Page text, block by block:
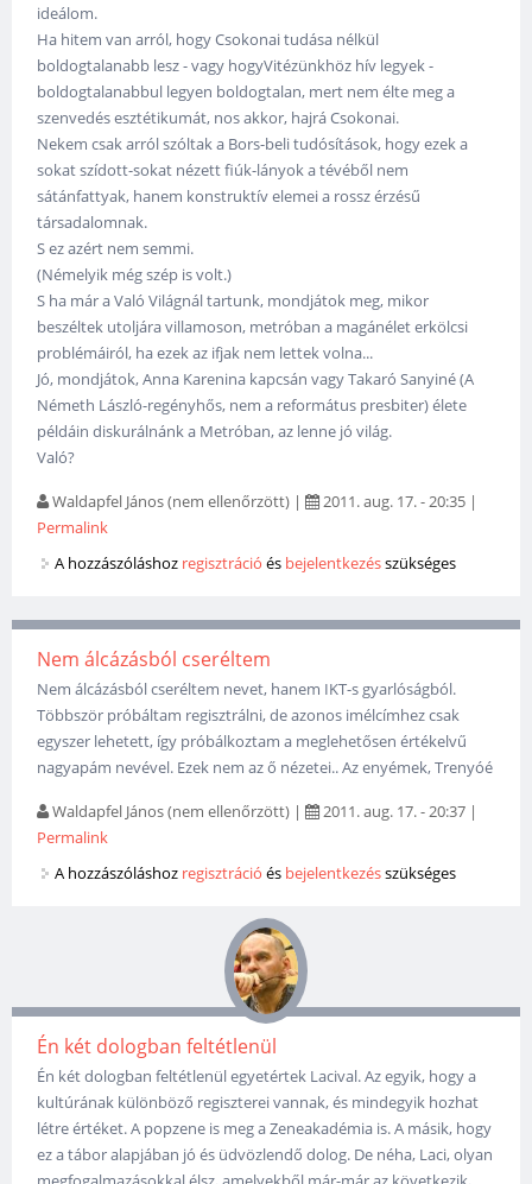
ideálom.
Ha hitem van arról, hogy Csokonai tudása nélkül
boldogtalanabb lesz - vagy hogyVitézünkhöz hív legyek -
boldogtalanabbul legyen boldogtalan, mert nem élte meg a
szenvedés esztétikumát, nos akkor, hajrá Csokonai.
Nekem csak arról szóltak a Bors-beli tudósítások, hogy ezek a
sokat szídott-sokat nézett fiúk-lányok a tévéből nem
sátánfattyak, hanem konstruktív elemei a rossz érzésű
társadalomnak.
S ez azért nem semmi.
(Némelyik még szép is volt.)
S ha már a Való Világnál tartunk, mondjátok meg, mikor
beszéltek utoljára villamoson, metróban a magánélet erkölcsi
problémáiról, ha ezek az ifjak nem lettek volna...
Jó, mondjátok, Anna Karenina kapcsán vagy Takaró Sanyiné (A
Németh László-regényhős, nem a református presbiter) élete
példáin diskurálnánk a Metróban, az lenne jó világ.
Való?
Waldapfel János (nem ellenőrzött) | 2011. aug. 17. - 20:35 |
Permalink
A hozzászóláshoz regisztráció és bejelentkezésszükséges
Nem álcázásból cseréltem
Nem álcázásból cseréltem nevet, hanem IKT-s gyarlóságból.
Többször próbáltam regisztrálni, de azonos imélcímhez csak
egyszer lehetett, így próbálkoztam a meglehetősen értékelvű
nagyapám nevével. Ezek nem az ő nézetei.. Az enyémek, Trenyóé
Waldapfel János (nem ellenőrzött) | 2011. aug. 17. - 20:37 |
Permalink
A hozzászóláshoz regisztráció és bejelentkezésszükséges
Én két dologban feltétlenül
Én két dologban feltétlenül egyetértek Lacival. Az egyik, hogy a
kultúrának különböző regiszterei vannak, és mindegyik hozhat
létre értéket. A popzene is meg a Zeneakadémia is. A másik, hogy
ez a tábor alapjában jó és üdvözlendő dolog. De néha, Laci, olyan